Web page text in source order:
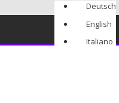
Deutsch
English
Italiano